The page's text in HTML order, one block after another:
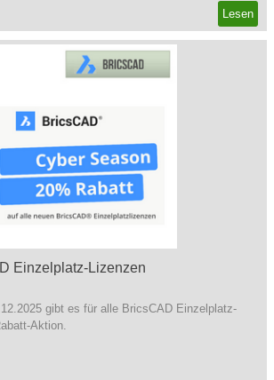
Lesen
Einzelplatz-Lizenzen
gibt es für alle BricsCAD Einzelplatz-
Aktion.